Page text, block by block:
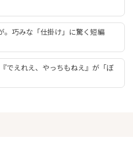
。巧みな「仕掛け」に驚く短編
でえれえ、やっちもねえ』が「ぼ